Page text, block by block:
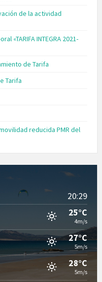
de la actividad
«TARIFA INTEGRA 2021-
de Tarifa
Tarifa
reducida PMR del
20:29
25°C
4m/s
27°C
5m/s
28°C
5m/s